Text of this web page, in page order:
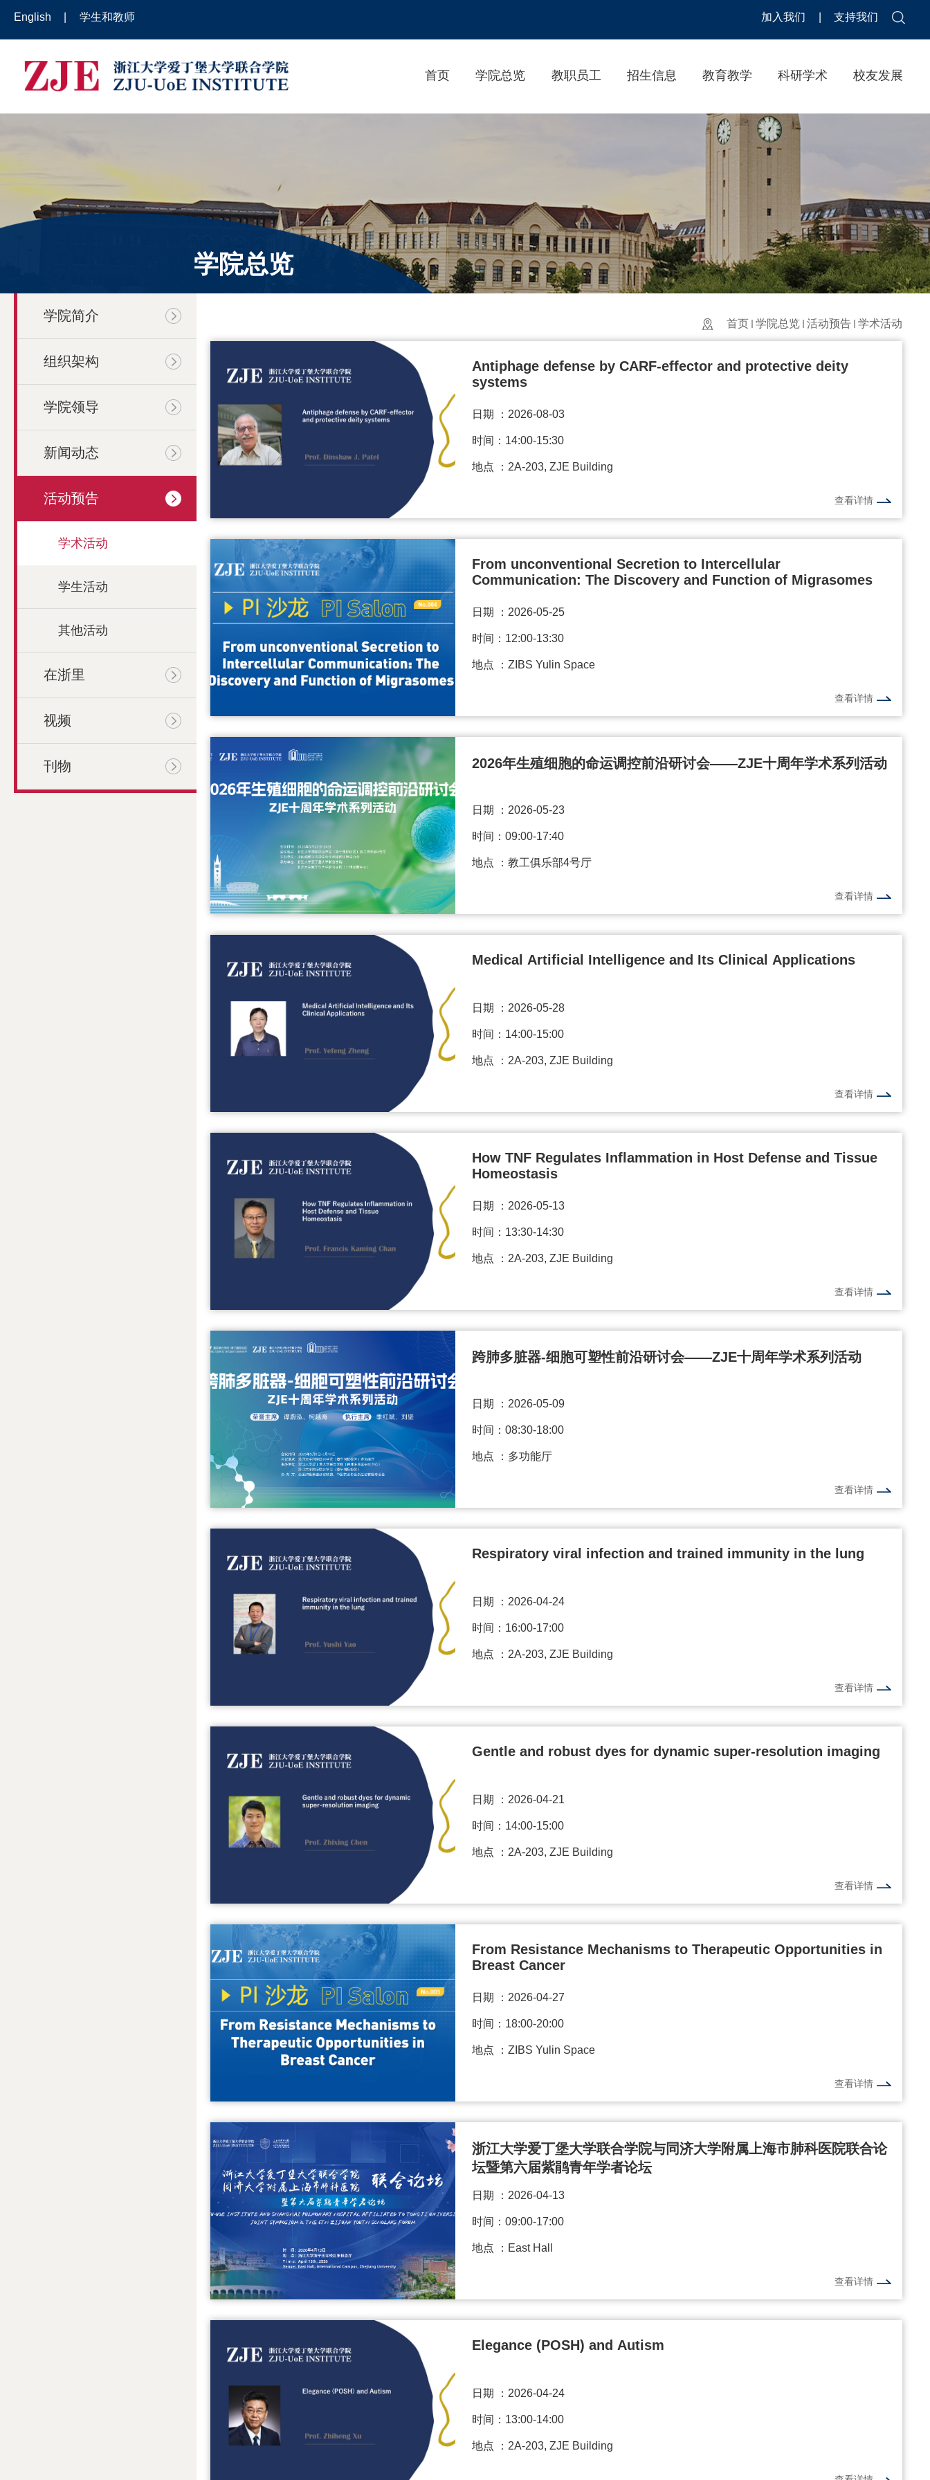
English 学生和教师 加入我们 支持我们
首页 学院总览 教职员工 招生信息 教育教学 科研学术 校友发展
学院总览
学院简介
组织架构
学院领导
新闻动态
活动预告
学术活动
学生活动
其他活动
在浙里
视频
刊物
首页 学院总览 活动预告 学术活动
Antiphage defense by CARF-effector and protective deity
systems
日期 ： 2026-08-03
时间：14:00-15:30
地点 ：2A-203, ZJE Building
查看详情
From unconventional Secretion to Intercellular
Communication: The Discovery and Function of Migrasomes
日期 ： 2026-05-25
时间：12:00-13:30
地点 ：ZIBS Yulin Space
查看详情
2026年生殖细胞的命运调控前沿研讨会——ZJE十周年学术系列活动
日期 ： 2026-05-23
时间：09:00-17:40
地点 ：教工俱乐部4号厅
查看详情
Medical Artificial Intelligence and Its Clinical Applications
日期 ： 2026-05-28
时间：14:00-15:00
地点 ：2A-203, ZJE Building
查看详情
How TNF Regulates Inflammation in Host Defense and Tissue
Homeostasis
日期 ： 2026-05-13
时间：13:30-14:30
地点 ：2A-203, ZJE Building
查看详情
跨肺多脏器-细胞可塑性前沿研讨会——ZJE十周年学术系列活动
日期 ： 2026-05-09
时间：08:30-18:00
地点 ：多功能厅
查看详情
Respiratory viral infection and trained immunity in the lung
日期 ： 2026-04-24
时间：16:00-17:00
地点 ：2A-203, ZJE Building
查看详情
Gentle and robust dyes for dynamic super-resolution imaging
日期 ： 2026-04-21
时间：14:00-15:00
地点 ：2A-203, ZJE Building
查看详情
From Resistance Mechanisms to Therapeutic Opportunities in
Breast Cancer
日期 ： 2026-04-27
时间：18:00-20:00
地点 ：ZIBS Yulin Space
查看详情
浙江大学爱丁堡大学联合学院与同济大学附属上海市肺科医院联合论
坛暨第六届紫鹃青年学者论坛
日期 ： 2026-04-13
时间：09:00-17:00
地点 ：East Hall
查看详情
Elegance (POSH) and Autism
日期 ： 2026-04-24
时间：13:00-14:00
地点 ：2A-203, ZJE Building